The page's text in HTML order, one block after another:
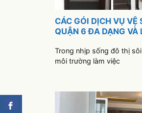
CÁC GÓI DỊCH VỤ VỆ
QUẬN 6 ĐA DẠNG VÀ
Trong nhịp sống đô thị
môi trường làm việc